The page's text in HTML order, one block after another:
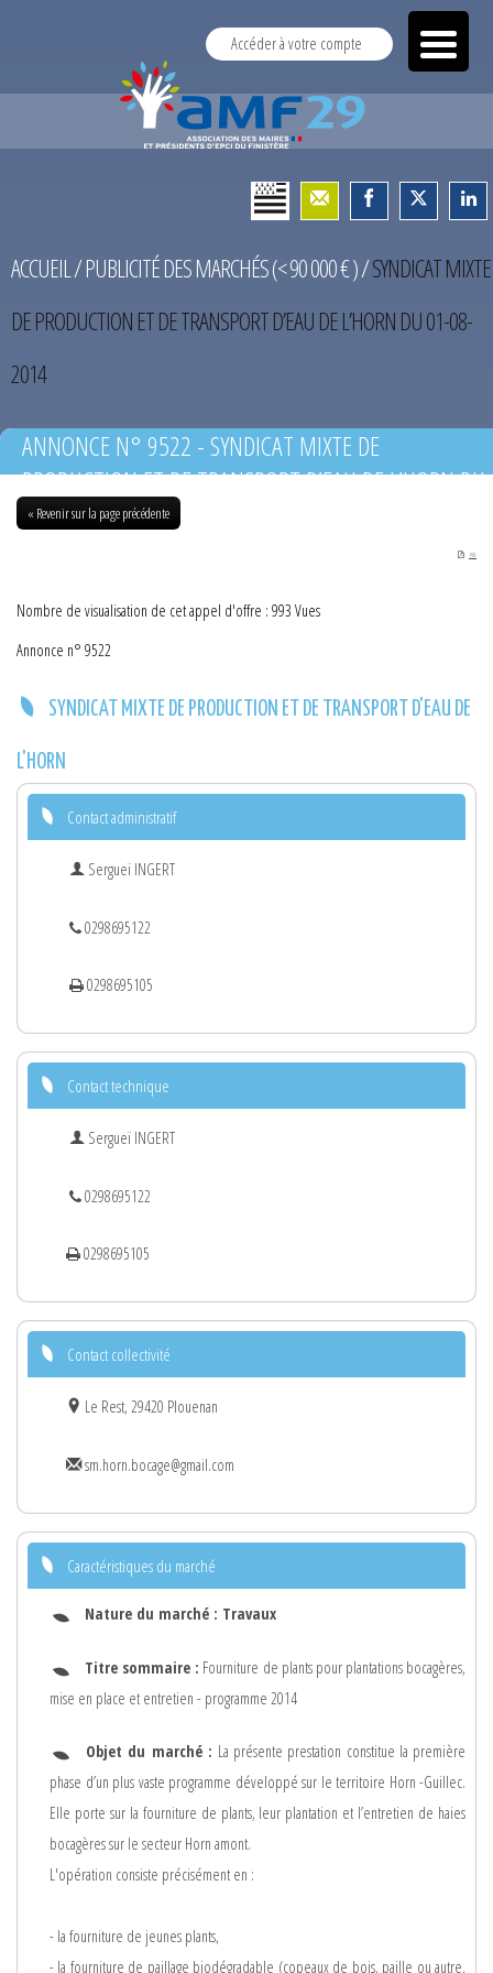
Accéder à votre compte
ACCUEIL/PUBLICITÉ DES MARCHÉS (< 90 000 € )/SYNDICAT MIXTE
DE PRODUCTION ET DE TRANSPORT D’EAU DE L’HORN DU 01-08-
2014
ANNONCE N° 9522 - SYNDICAT MIXTE DE
PRODUCTION ET DE TRANSPORT D’EAU DE L’HORN DU
01-08-2014
« Revenir sur la page précédente
PDF
Nombre de visualisation de cet appel d'offre : 993 Vues
Annonce n° 9522
SYNDICAT MIXTE DE PRODUCTION ET DE TRANSPORT D'EAU DE
L'HORN
Contact administratif
Sergueï INGERT
0298695122
0298695105
Contact technique
Sergueï INGERT
0298695122
0298695105
Contact collectivité
Le Rest, 29420 Plouenan
sm.horn.bocage@gmail.com
Caractéristiques du marché
Nature du marché : Travaux
Titre sommaire : Fourniture de plants pour plantations bocagères,
mise en place et entretien - programme 2014
Objet du marché : La présente prestation constitue la première
phase d’un plus vaste programme développé sur le territoire Horn -Guillec.
Elle porte sur la fourniture de plants, leur plantation et l’entretien de haies
bocagères sur le secteur Horn amont.
L'opération consiste précisément en :
- la fourniture de jeunes plants,
- la fourniture de paillage biodégradable (copeaux de bois, paille ou autre,